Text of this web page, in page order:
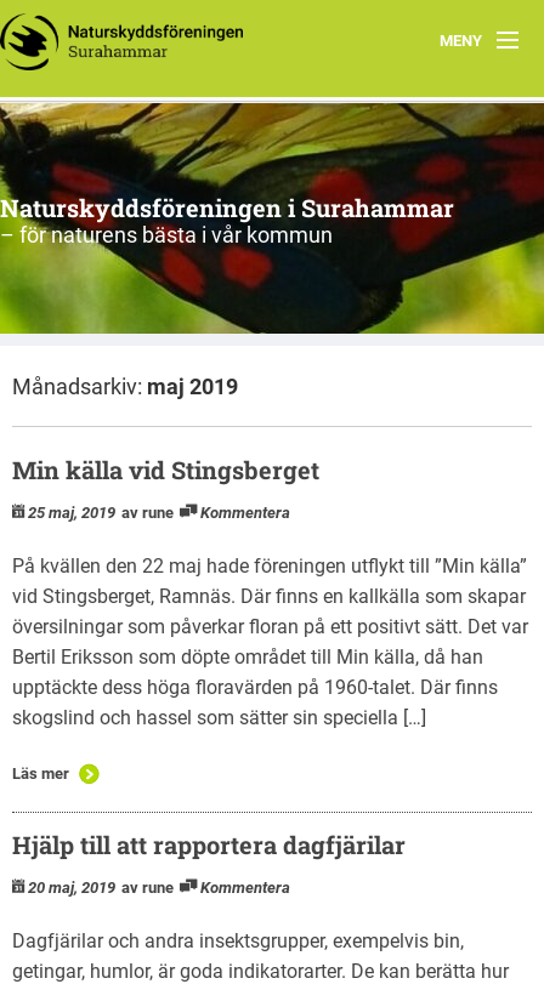
MENY
Hem
Om oss
Aktiviteter
Arkiv
Naturskyddsföreningen i Surahammar
– för naturens bästa i vår kommun
Månadsarkiv: maj 2019
Min källa vid Stingsberget
25 maj, 2019 av rune Kommentera
På kvällen den 22 maj hade föreningen utflykt till ”Min källa”
vid Stingsberget, Ramnäs. Där finns en kallkälla som skapar
översilningar som påverkar floran på ett positivt sätt. Det var
Bertil Eriksson som döpte området till Min källa, då han
upptäckte dess höga floravärden på 1960-talet. Där finns
skogslind och hassel som sätter sin speciella […]
Läs mer
Hjälp till att rapportera dagfjärilar
20 maj, 2019 av rune Kommentera
Dagfjärilar och andra insektsgrupper, exempelvis bin,
getingar, humlor, är goda indikatorarter. De kan berätta hur